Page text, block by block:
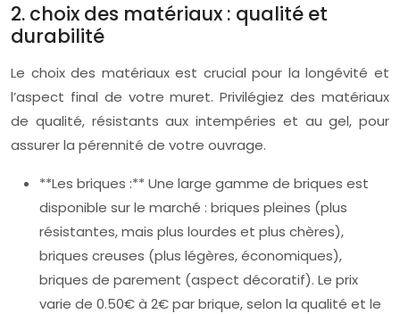
2. choix des matériaux : qualité et
durabilité
Le choix des matériaux est crucial pour la longévité et
l’aspect final de votre muret. Privilégiez des matériaux
de qualité, résistants aux intempéries et au gel, pour
assurer la pérennité de votre ouvrage.
**Les briques :** Une large gamme de briques est
disponible sur le marché : briques pleines (plus
résistantes, mais plus lourdes et plus chères),
briques creuses (plus légères, économiques),
briques de parement (aspect décoratif). Le prix
varie de 0.50€ à 2€ par brique, selon la qualité et le